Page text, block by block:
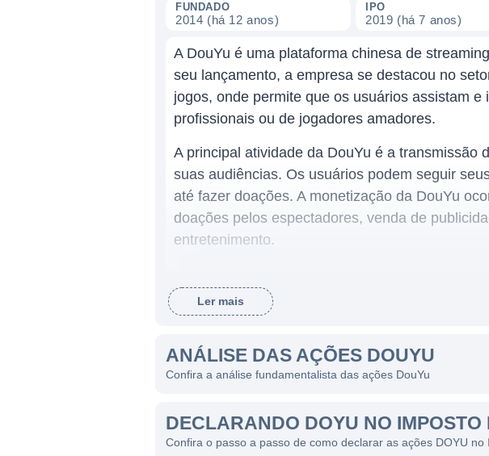
FUNDADO
2014 (há 12 anos)
IPO
2019 (há 7 anos)
A DouYu é uma plataforma chinesa de
seu lançamento, a empresa se destacou no
jogos, onde permite que os usuários assistam
profissionais ou de jogadores amadores.
A principal atividade da DouYu é a transmissão
suas audiências. Os usuários podem seguir
até fazer doações. A monetização da DouYu
doações pelos espectadores, venda de
entretenimento.
ATUAÇÃO DA DOUYU
O mercado de streaming de jogos é um dos
entretenimento digital, e a DouYu posiciona-se
usuários é extremamente ativa, fazendo com
incentivando criadores de conteúdo emergentes
A DouYu opera principalmente na China, onde
streaming está profundamente enraizada. A
Ler mais
ANÁLISE DAS AÇÕES DOUYU
Confira a análise fundamentalista das ações DouYu
DECLARANDO DOYU NO IMPOSTO
Confira o passo a passo de como declarar as ações DOYU no